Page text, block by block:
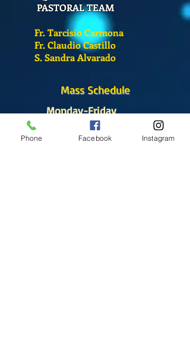
PASTORAL TEAM
Fr. Tarcisio Carmona
Fr. Claudio Castillo
S. Sandra Alvarado
Mass Schedule
Monday-Friday
(Chapel)
Phone Facebook Instagram